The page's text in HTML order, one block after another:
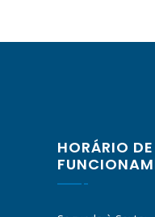
HORÁRIO DE